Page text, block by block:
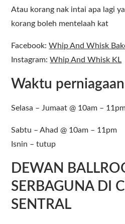
Atau korang nak intai apa lagi
korang boleh mentelaah kat
Facebook:Whip And Whisk
Instagram:Whip And Whisk KL
Waktu perniagaan
Selasa – Jumaat @ 10am –
Sabtu – Ahad @ 10am – 11pm
Isnin – tutup
DEWAN
SERBAGUNA DI
SENTRAL